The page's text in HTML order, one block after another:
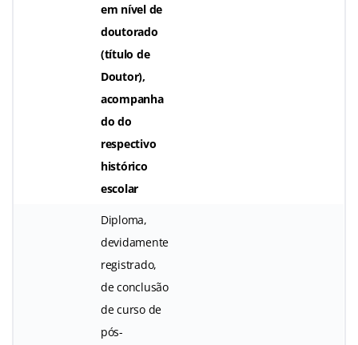
em nível de
doutorado
(título de
Doutor),
acompanha
do do
respectivo
histórico
escolar
Diploma,
devidamente
registrado,
de conclusão
de curso de
pós-